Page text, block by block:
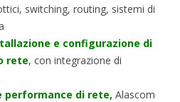
switching, routing, sistemi di
e configurazione di
rete, con integrazione di
performance di rete, Alascom